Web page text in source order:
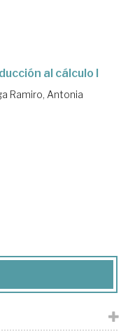
al cálculo I
Ramiro, Antonia